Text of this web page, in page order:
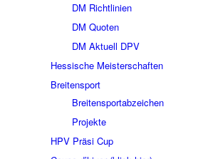
DM Richtlinien
DM Quoten
DM Aktuell DPV
Hessische Meisterschaften
Breitensport
Breitensportabzeichen
Projekte
HPV Präsi Cup